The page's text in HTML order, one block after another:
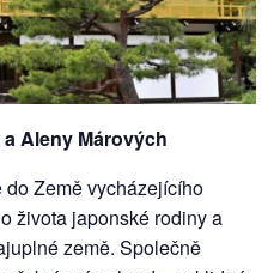
Aleny Márových
Země vycházejícího
života japonské rodiny a
země. Společně